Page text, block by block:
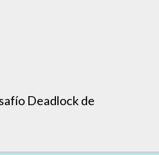
Deadlock de